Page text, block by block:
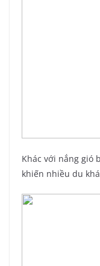
Khác với nắng gió
khiến nhiều du